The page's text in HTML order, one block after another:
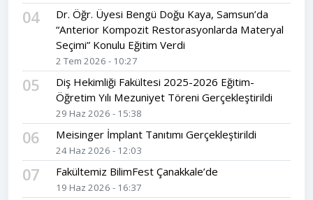
04
Dr. Öğr. Üyesi Bengü Doğu Kaya, Samsun’da
“Anterior Kompozit Restorasyonlarda Materyal
Seçimi” Konulu Eğitim Verdi
2 Tem 2026 - 10:27
05
Diş Hekimliği Fakültesi 2025-2026 Eğitim-
Öğretim Yılı Mezuniyet Töreni Gerçekleştirildi
29 Haz 2026 - 15:38
06 Meisinger İmplant Tanıtımı Gerçekleştirildi
24 Haz 2026 - 12:03
07 Fakültemiz BilimFest Çanakkale’de
19 Haz 2026 - 16:37